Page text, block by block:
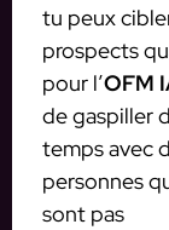
tu peux
prospects
pour l’OFM
de gaspiller
temps avec
personnes
sont pas